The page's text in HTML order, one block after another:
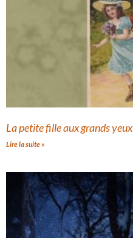
La petite fille aux grands yeux
Lire la suite »